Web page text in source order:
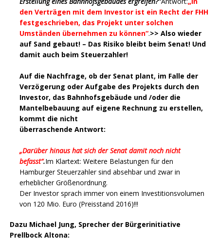
den Verträgen mit dem Investor ist ein Recht der FHH
festgeschrieben, das Projekt unter solchen
Umständen übernehmen zu können“.>> Also wieder
auf Sand gebaut! – Das Risiko bleibt beim Senat! Und
damit auch beim Steuerzahler!
Auf die Nachfrage, ob der Senat plant, im Falle der
Verzögerung oder Aufgabe des Projekts durch den
Investor, das Bahnhofsgebäude und /oder die
Mantelbebauung auf eigene Rechnung zu erstellen,
kommt die nicht
überraschende Antwort:
„Darüber hinaus hat sich der Senat damit noch nicht
befasst“.Im Klartext: Weitere Belastungen für den
Hamburger Steuerzahler sind absehbar und zwar in
erheblicher Größenordnung.
Der Investor sprach immer von einem Investitionsvolumen
von 120 Mio. Euro (Preisstand 2016)!!!
Dazu Michael Jung, Sprecher der Bürgerinitiative
Prellbock Altona: